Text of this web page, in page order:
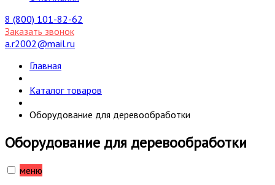
8 (800) 101-82-62
Заказать звонок
a.r2002@mail.ru
Главная
Каталог товаров
Оборудование для деревообработки
Оборудование для деревообработки
меню